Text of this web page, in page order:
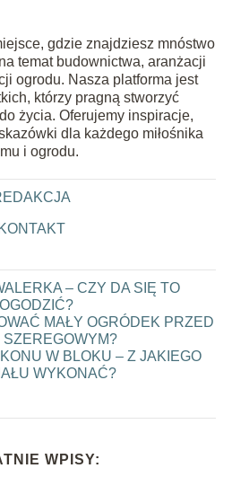
gdzie znajdziesz mnóstwo
temat budownictwa, aranżacji
ogrodu. Nasza platforma jest
którzy pragną stworzyć
życia. Oferujemy inspiracje,
dla każdego miłośnika
i ogrodu.
KONTAKT
WPISY: